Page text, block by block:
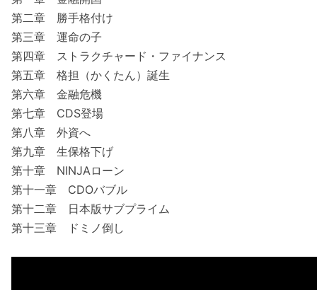
第二章 勝手格付け
第三章 運命の子
第四章 ストラクチャード・ファイナンス
第五章 格担（かくたん）誕生
第六章 金融危機
第七章 CDS登場
第八章 外資へ
第九章 生保格下げ
第十章 NINJAローン
第十一章 CDOバブル
第十二章 日本版サブプライム
第十三章 ドミノ倒し